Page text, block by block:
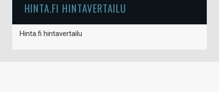
HINTA.FI HINTAVERTAILU
Hinta.fi hintavertailu